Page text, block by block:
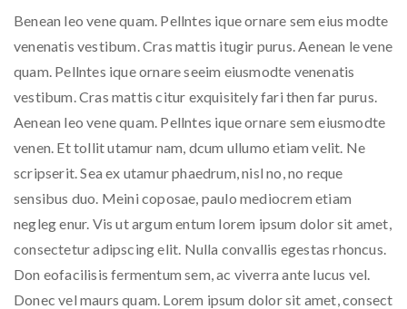
Benean leo vene quam. Pellntes ique ornare sem eius modte
venenatis vestibum. Cras mattis itugir purus. Aenean le vene
quam. Pellntes ique ornare seeim eiusmodte venenatis
vestibum. Cras mattis citur exquisitely fari then far purus.
Aenean leo vene quam. Pellntes ique ornare sem eiusmodte
venen. Et tollit utamur nam, dcum ullumo etiam velit. Ne
scripserit. Sea ex utamur phaedrum, nisl no, no reque
sensibus duo. Meini coposae, paulo mediocrem etiam
negleg enur. Vis ut argum entum lorem ipsum dolor sit amet,
consectetur adipscing elit. Nulla convallis egestas rhoncus.
Don eofacilisis fermentum sem, ac viverra ante lucus vel.
Donec vel maurs quam. Lorem ipsum dolor sit amet, consect